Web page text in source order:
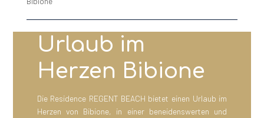
Urlaub im
Herzen Bibione
Die Residence REGENT BEACH bietet einen Urlaub im
Herzen von Bibione, in einer beneidenswerten und